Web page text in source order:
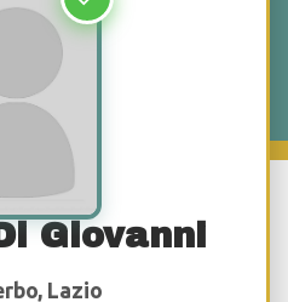
Giovanni
Lazio